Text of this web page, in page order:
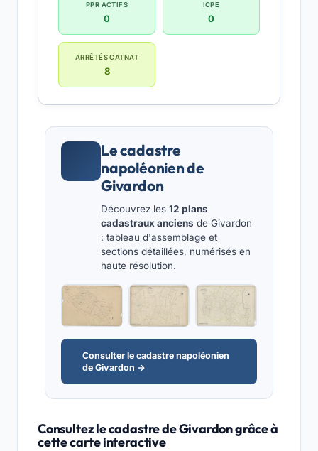
PPR ACTIFS
0
ICPE
0
ARRÊTÉS CATNAT
8
Le cadastre
napoléonien de
Givardon
Découvrez les 12 plans
cadastraux anciens de Givardon
: tableau d'assemblage et
sections détaillées, numérisés en
haute résolution.
Consulter le cadastre napoléonien
de Givardon →
Consultez le cadastre de Givardon grâce à
cette carte interactive